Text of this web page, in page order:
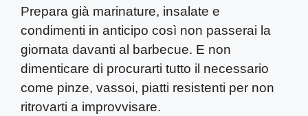
Prepara già marinature, insalate e
condimenti in anticipo così non passerai la
giornata davanti al barbecue. E non
dimenticare di procurarti tutto il necessario
come pinze, vassoi, piatti resistenti per non
ritrovarti a improvvisare.